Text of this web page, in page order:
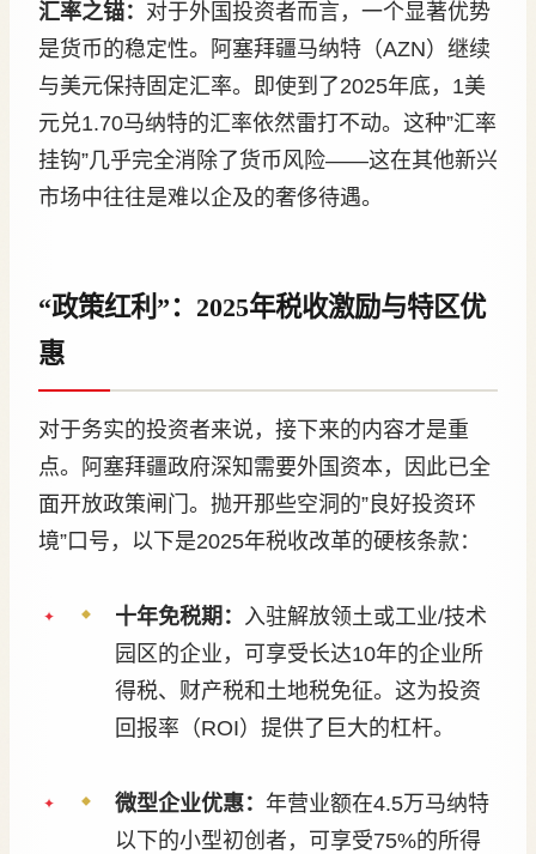
汇率之锚： 对于外国投资者而言，一个显著优势
是货币的稳定性。阿塞拜疆马纳特（AZN）继续
与美元保持固定汇率。即使到了2025年底，1美
元兑1.70马纳特的汇率依然雷打不动。这种”汇率
挂钩”几乎完全消除了货币风险——这在其他新兴
市场中往往是难以企及的奢侈待遇。
“政策红利”：2025年税收激励与特区优
惠
对于务实的投资者来说，接下来的内容才是重
点。阿塞拜疆政府深知需要外国资本，因此已全
面开放政策闸门。抛开那些空洞的”良好投资环
境”口号，以下是2025年税收改革的硬核条款：
十年免税期： 入驻解放领土或工业/技术
园区的企业，可享受长达10年的企业所
得税、财产税和土地税免征。这为投资
回报率（ROI）提供了巨大的杠杆。
微型企业优惠： 年营业额在4.5万马纳特
以下的小型初创者，可享受75%的所得